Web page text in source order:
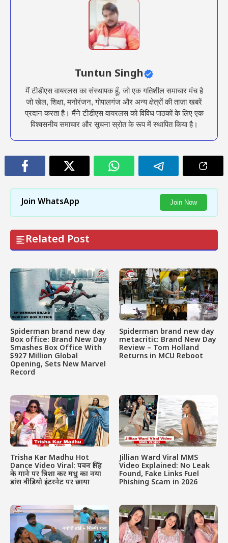
Tuntun Singh
मैं टीडीएस वायरलस का संस्थापक हूँ, जो एक गतिशील समाचार मंच है
जो खेल, शिक्षा, मनोरंजन, गोपालगंज और अन्य क्षेत्रों की ताज़ा खबरें
प्रदान करता है। मैंने टीडीएस वायरलस को विविध पाठकों के लिए एक
विश्वसनीय समाचार और सूचना स्रोत के रूप में स्थापित किया है।
Join WhatsApp Join Now
Related Post
Spiderman brand new day
Box office: Brand New Day
Smashes Box Office With
$927 Million Global
Opening, Sets New Marvel
Record
Spiderman brand new day
metacritic: Brand New Day
Review – Tom Holland
Returns in MCU Reboot
Trisha Kar Madhu Hot
Dance Video Viral: पवन सिंह
के गाने पर त्रिशा कर मधु का नया
डांस वीडियो इंटरनेट पर छाया
Jillian Ward Viral MMS
Video Explained: No Leak
Found, Fake Links Fuel
Phishing Scam in 2026